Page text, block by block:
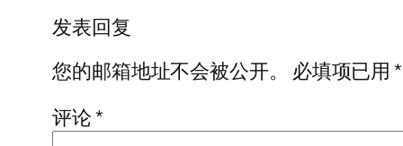
发表回复
您的邮箱地址不会被公开。
必填项已用*
评论*